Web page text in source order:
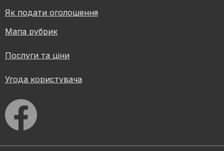
Як подати оголошення
Мапа рубрик
Послуги та ціни
Угода користувача